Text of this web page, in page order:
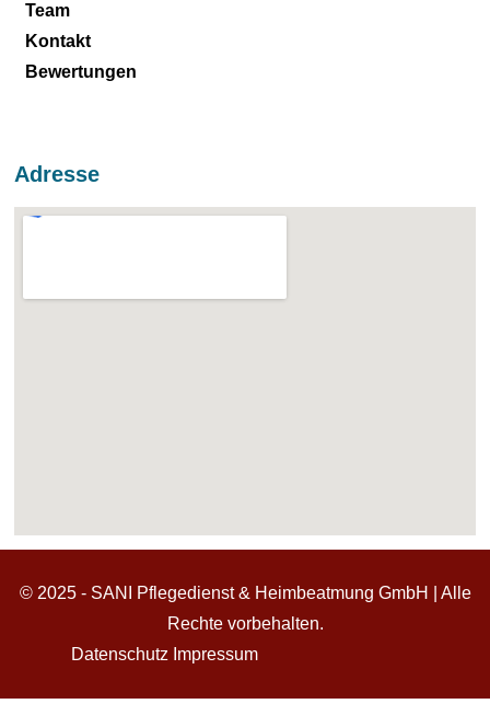
Team
Kontakt
Bewertungen
Adresse
© 2025 - SANI Pflegedienst & Heimbeatmung GmbH | Alle
Rechte vorbehalten.
Datenschutz Impressum